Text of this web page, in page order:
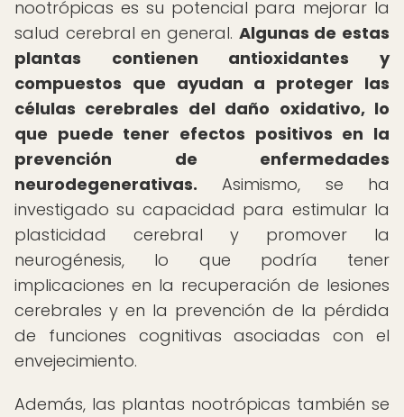
nootrópicas es su potencial para mejorar la
salud cerebral en general. Algunas de estas
plantas contienen antioxidantes y
compuestos que ayudan a proteger las
células cerebrales del daño oxidativo, lo
que puede tener efectos positivos en la
prevención de enfermedades
neurodegenerativas. Asimismo, se ha
investigado su capacidad para estimular la
plasticidad cerebral y promover la
neurogénesis, lo que podría tener
implicaciones en la recuperación de lesiones
cerebrales y en la prevención de la pérdida
de funciones cognitivas asociadas con el
envejecimiento.
Además, las plantas nootrópicas también se